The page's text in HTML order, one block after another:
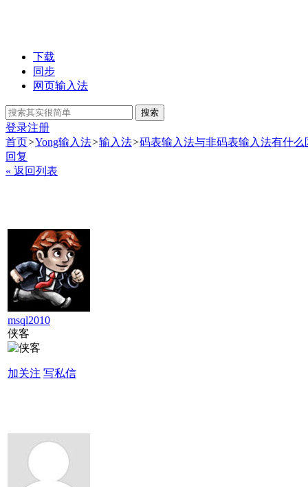
下载
同步
网页输入法
搜索
登录注册
首页>Yong输入法>输入法>码表输入法与非码表输入法有什么
回复
« 返回列表
msql2010
侠客
加关注 写私信